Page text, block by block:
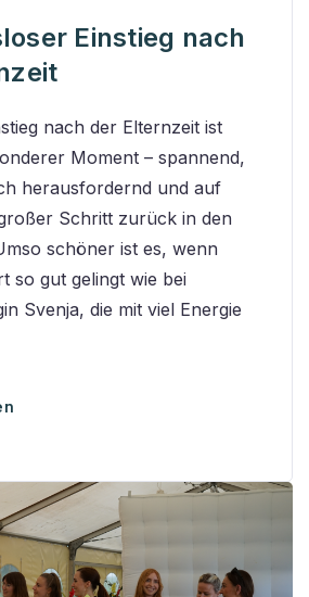
Einstieg nach
nach der Elternzeit ist
Moment – spannend,
herausfordernd und auf
Schritt zurück in den
schöner ist es, wenn
so gut gelingt wie bei
Svenja, die mit viel Energie